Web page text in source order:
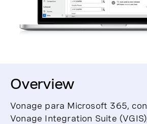
Overview
Vonage para Microsoft 365,
Vonage Integration Suite